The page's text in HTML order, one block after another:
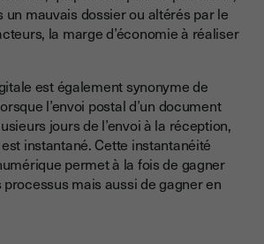
mauvais dossier ou altérés par le
la marge d’économie à réaliser
est également synonyme de
l’envoi postal d’un document
jours de l’envoi à la réception,
instantané. Cette instantanéité
permet à la fois de gagner
mais aussi de gagner en